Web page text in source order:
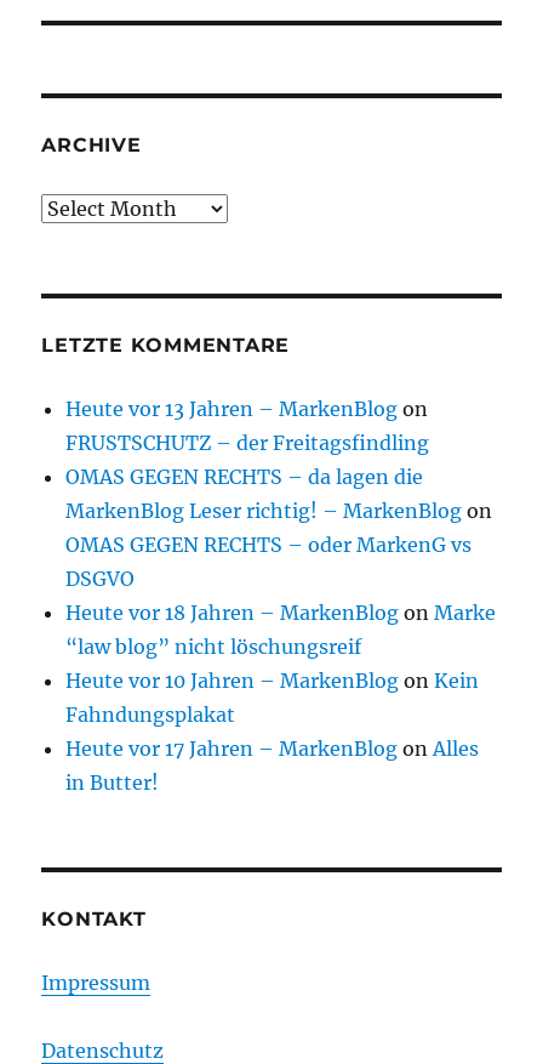
ARCHIVE
Archive
LETZTE KOMMENTARE
Heute vor 13 Jahren – MarkenBlog on
FRUSTSCHUTZ – der Freitagsfindling
OMAS GEGEN RECHTS – da lagen die
MarkenBlog Leser richtig! – MarkenBlog on
OMAS GEGEN RECHTS – oder MarkenG vs
DSGVO
Heute vor 18 Jahren – MarkenBlog onMarke
“law blog” nicht löschungsreif
Heute vor 10 Jahren – MarkenBlog onKein
Fahndungsplakat
Heute vor 17 Jahren – MarkenBlog onAlles
in Butter!
KONTAKT
Impressum
Datenschutz